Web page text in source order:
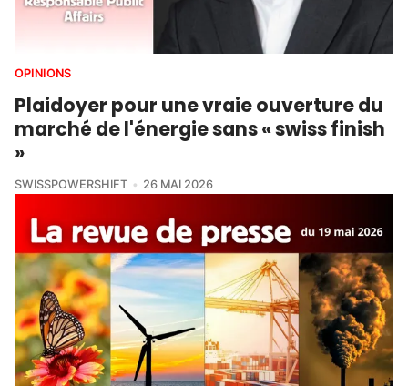
OPINIONS
Plaidoyer pour une vraie ouverture du
marché de l'énergie sans « swiss finish
»
SWISSPOWERSHIFT 26 MAI 2026